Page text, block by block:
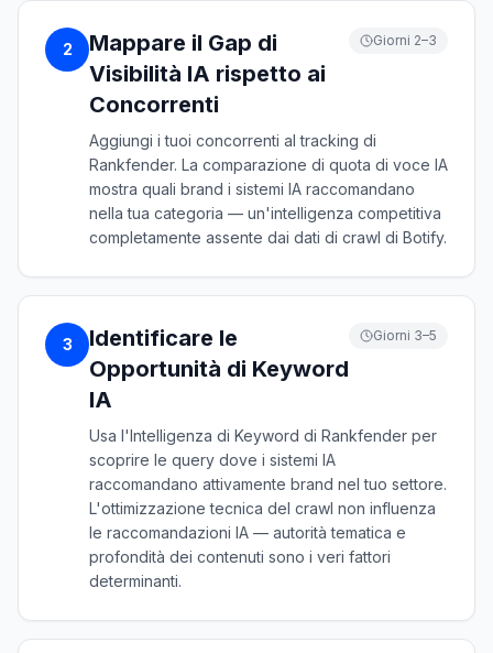
2
Mappare il Gap di
Visibilità IA rispetto ai
Concorrenti
Giorni 2–3
Aggiungi i tuoi concorrenti al tracking di
Rankfender. La comparazione di quota di voce IA
mostra quali brand i sistemi IA raccomandano
nella tua categoria — un'intelligenza competitiva
completamente assente dai dati di crawl di Botify.
3
Identificare le
Opportunità di Keyword
IA
Giorni 3–5
Usa l'Intelligenza di Keyword di Rankfender per
scoprire le query dove i sistemi IA
raccomandano attivamente brand nel tuo settore.
L'ottimizzazione tecnica del crawl non influenza
le raccomandazioni IA — autorità tematica e
profondità dei contenuti sono i veri fattori
determinanti.